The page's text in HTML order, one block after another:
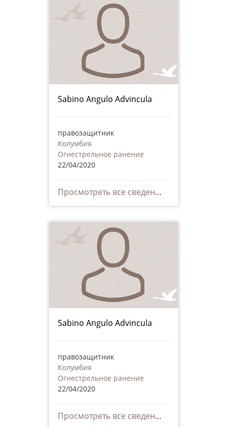
Sabino Angulo Advincula
правозащитник
Колумбия
Огнестрельное ранение
22/04/2020
Просмотреть все сведения
Sabino Angulo Advincula
правозащитник
Колумбия
Огнестрельное ранение
22/04/2020
Просмотреть все сведения